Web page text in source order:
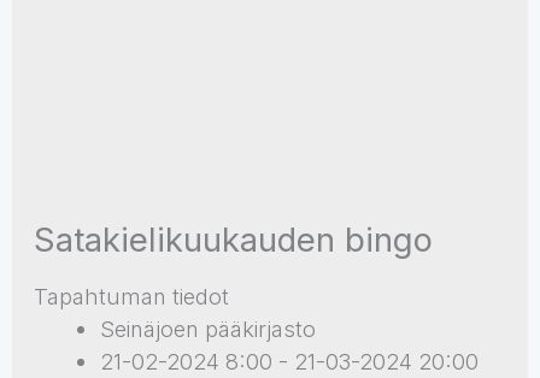
Satakielikuukauden bingo
Tapahtuman tiedot
Seinäjoen pääkirjasto
21-02-2024 8:00 - 21-03-2024 20:00